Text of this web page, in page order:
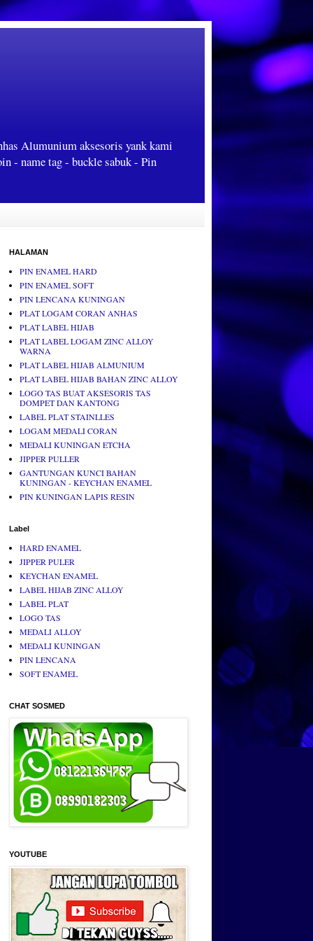
Alumunium aksesoris yank kami
- name tag - buckle sabuk - Pin
HALAMAN
PIN ENAMEL HARD
PIN ENAMEL SOFT
PIN LENCANA KUNINGAN
PLAT LOGAM CORAN ANHAS
PLAT LABEL HIJAB
PLAT LABEL LOGAM ZINC ALLOY
WARNA
PLAT LABEL HIJAB ALMUNIUM
PLAT LABEL HIJAB BAHAN ZINC ALLOY
LOGO TAS BUAT AKSESORIS TAS
DOMPET DAN KANTONG
LABEL PLAT STAINLLES
LOGAM MEDALI CORAN
MEDALI KUNINGAN ETCHA
JIPPER PULLER
GANTUNGAN KUNCI BAHAN
KUNINGAN - KEYCHAN ENAMEL
PIN KUNINGAN LAPIS RESIN
Label
HARD ENAMEL
JIPPER PULER
KEYCHAN ENAMEL
LABEL HIJAB ZINC ALLOY
LABEL PLAT
LOGO TAS
MEDALI ALLOY
MEDALI KUNINGAN
PIN LENCANA
SOFT ENAMEL
CHAT SOSMED
YOUTUBE